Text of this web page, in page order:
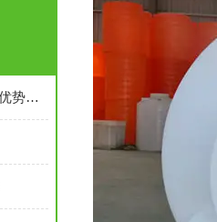
5吨双氧水储罐用PE材质的优势可以吗